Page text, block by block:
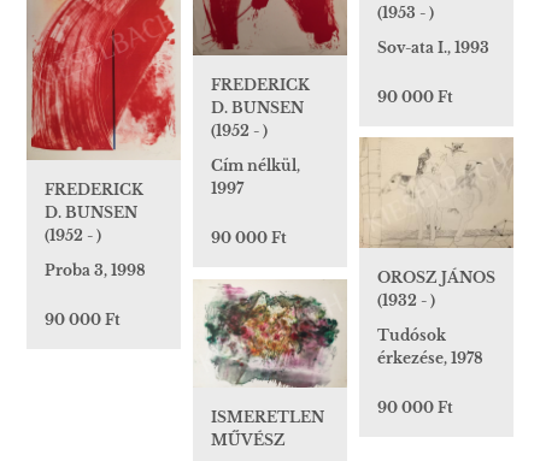
(1953 - )
Sov-ata I., 1993
90 000 Ft
FREDERICK
D. BUNSEN
(1952 - )
Cím nélkül,
1997
90 000 Ft
FREDERICK
D. BUNSEN
(1952 - )
Proba 3, 1998
90 000 Ft
OROSZ JÁNOS
(1932 - )
Tudósok
érkezése, 1978
90 000 Ft
ISMERETLEN
MŰVÉSZ